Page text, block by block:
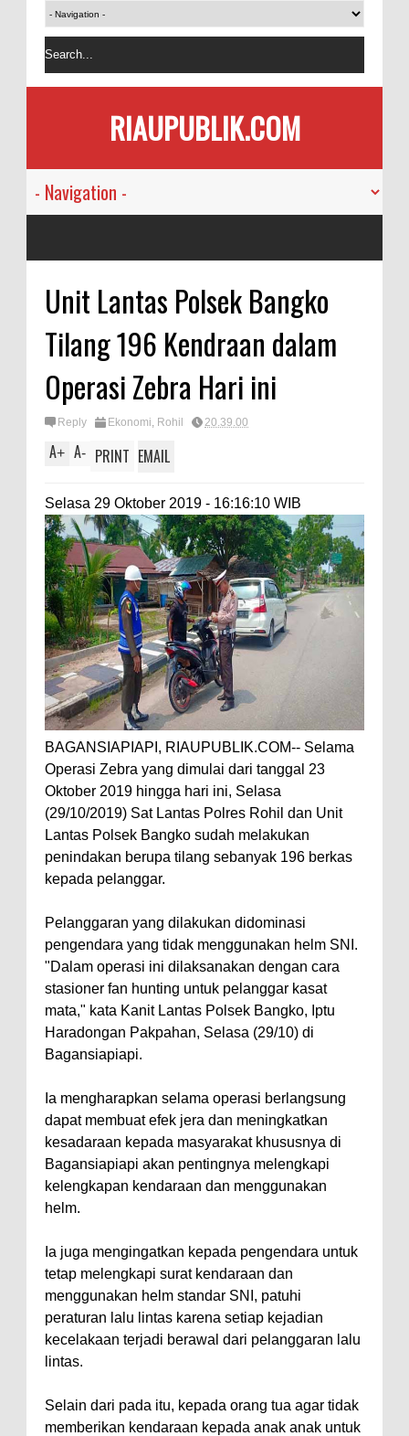
RIAUPUBLIK.COM
Unit Lantas Polsek Bangko
Tilang 196 Kendraan dalam
Operasi Zebra Hari ini
Reply Ekonomi, Rohil 20.39.00
A+ A- PRINT EMAIL
Selasa 29 Oktober 2019 - 16:16:10 WIB
BAGANSIAPIAPI, RIAUPUBLIK.COM-- Selama
Operasi Zebra yang dimulai dari tanggal 23
Oktober 2019 hingga hari ini, Selasa
(29/10/2019) Sat Lantas Polres Rohil dan Unit
Lantas Polsek Bangko sudah melakukan
penindakan berupa tilang sebanyak 196 berkas
kepada pelanggar.
Pelanggaran yang dilakukan didominasi
pengendara yang tidak menggunakan helm SNI.
"Dalam operasi ini dilaksanakan dengan cara
stasioner fan hunting untuk pelanggar kasat
mata," kata Kanit Lantas Polsek Bangko, Iptu
Haradongan Pakpahan, Selasa (29/10) di
Bagansiapiapi.
Ia mengharapkan selama operasi berlangsung
dapat membuat efek jera dan meningkatkan
kesadaraan kepada masyarakat khususnya di
Bagansiapiapi akan pentingnya melengkapi
kelengkapan kendaraan dan menggunakan
helm.
Ia juga mengingatkan kepada pengendara untuk
tetap melengkapi surat kendaraan dan
menggunakan helm standar SNI, patuhi
peraturan lalu lintas karena setiap kejadian
kecelakaan terjadi berawal dari pelanggaran lalu
lintas.
Selain dari pada itu, kepada orang tua agar tidak
memberikan kendaraan kepada anak anak untuk